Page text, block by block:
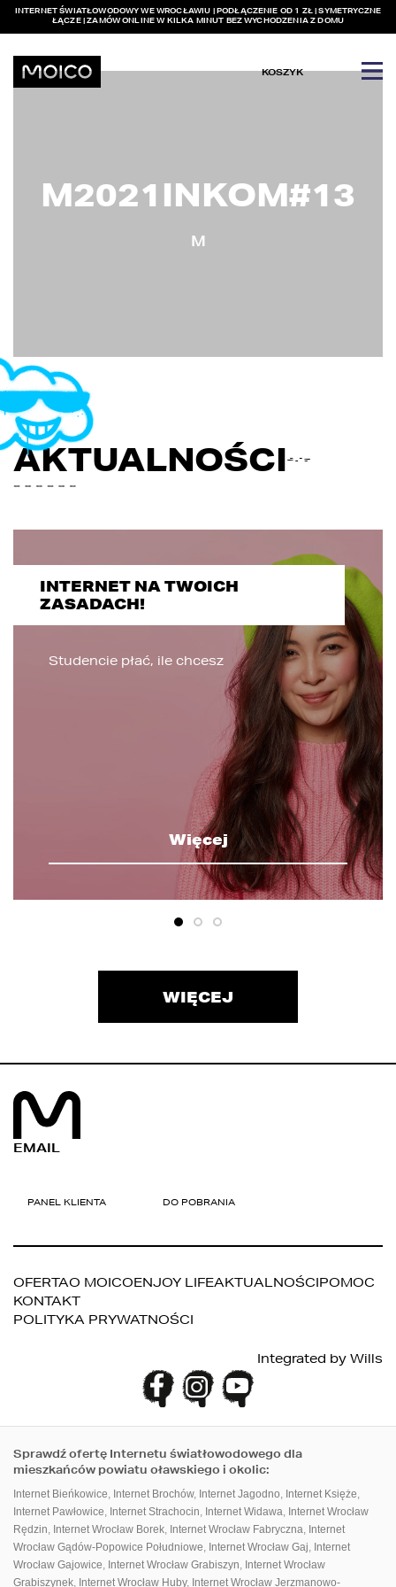
INTERNET ŚWIATŁOWODOWY WE WROCŁAWIU | PODŁĄCZENIE OD 1 ZŁ | SYMETRYCZNE
ŁĄCZE | ZAMÓW ONLINE W KILKA MINUT BEZ WYCHODZENIA Z DOMU
KOSZYK
M2021INKOM#13
M
AKTUALNOŚCI
INTERNET NA TWOICH
ZASADACH!
Studencie płać, ile chcesz
Więcej
WIĘCEJ
EMAIL
OFERTAO MOICOENJOY LIFEAKTUALNOŚCIPOMOC
KONTAKT
POLITYKA PRYWATNOŚCI
Integrated by Wills
Sprawdź ofertę Internetu światłowodowego dla
mieszkańców powiatu oławskiego i okolic:
Internet Bieńkowice, Internet Brochów, Internet Jagodno, Internet Księże,
Internet Pawłowice, Internet Strachocin, Internet Widawa, Internet Wrocław
Rędzin, Internet Wrocław Borek, Internet Wrocław Fabryczna, Internet
Wrocław Gądów-Popowice Południowe, Internet Wrocław Gaj, Internet
Wrocław Gajowice, Internet Wrocław Grabiszyn, Internet Wrocław
Grabiszynek, Internet Wrocław Huby, Internet Wrocław Jerzmanowo-